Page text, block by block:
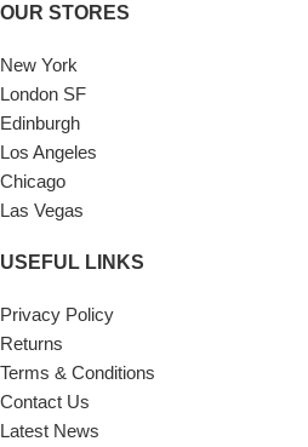
OUR STORES
New York
London SF
Edinburgh
Los Angeles
Chicago
Las Vegas
USEFUL LINKS
Privacy Policy
Returns
Terms & Conditions
Contact Us
Latest News